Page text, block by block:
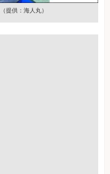
（提供：海人丸）